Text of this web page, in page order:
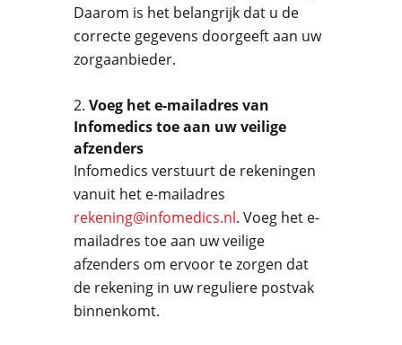
Daarom is het belangrijk dat u de
correcte gegevens doorgeeft aan uw
zorgaanbieder.
Voeg het e-mailadres van
Infomedics toe aan uw veilige
afzenders
Infomedics verstuurt de rekeningen
vanuit het e-mailadres
rekening@infomedics.nl. Voeg het e-
mailadres toe aan uw veilige
afzenders om ervoor te zorgen dat
de rekening in uw reguliere postvak
binnenkomt.